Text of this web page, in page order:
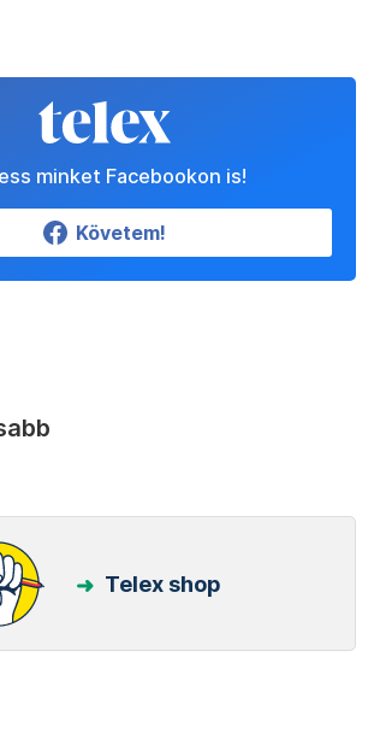
minket Facebookon is!
Követem!
Telex shop